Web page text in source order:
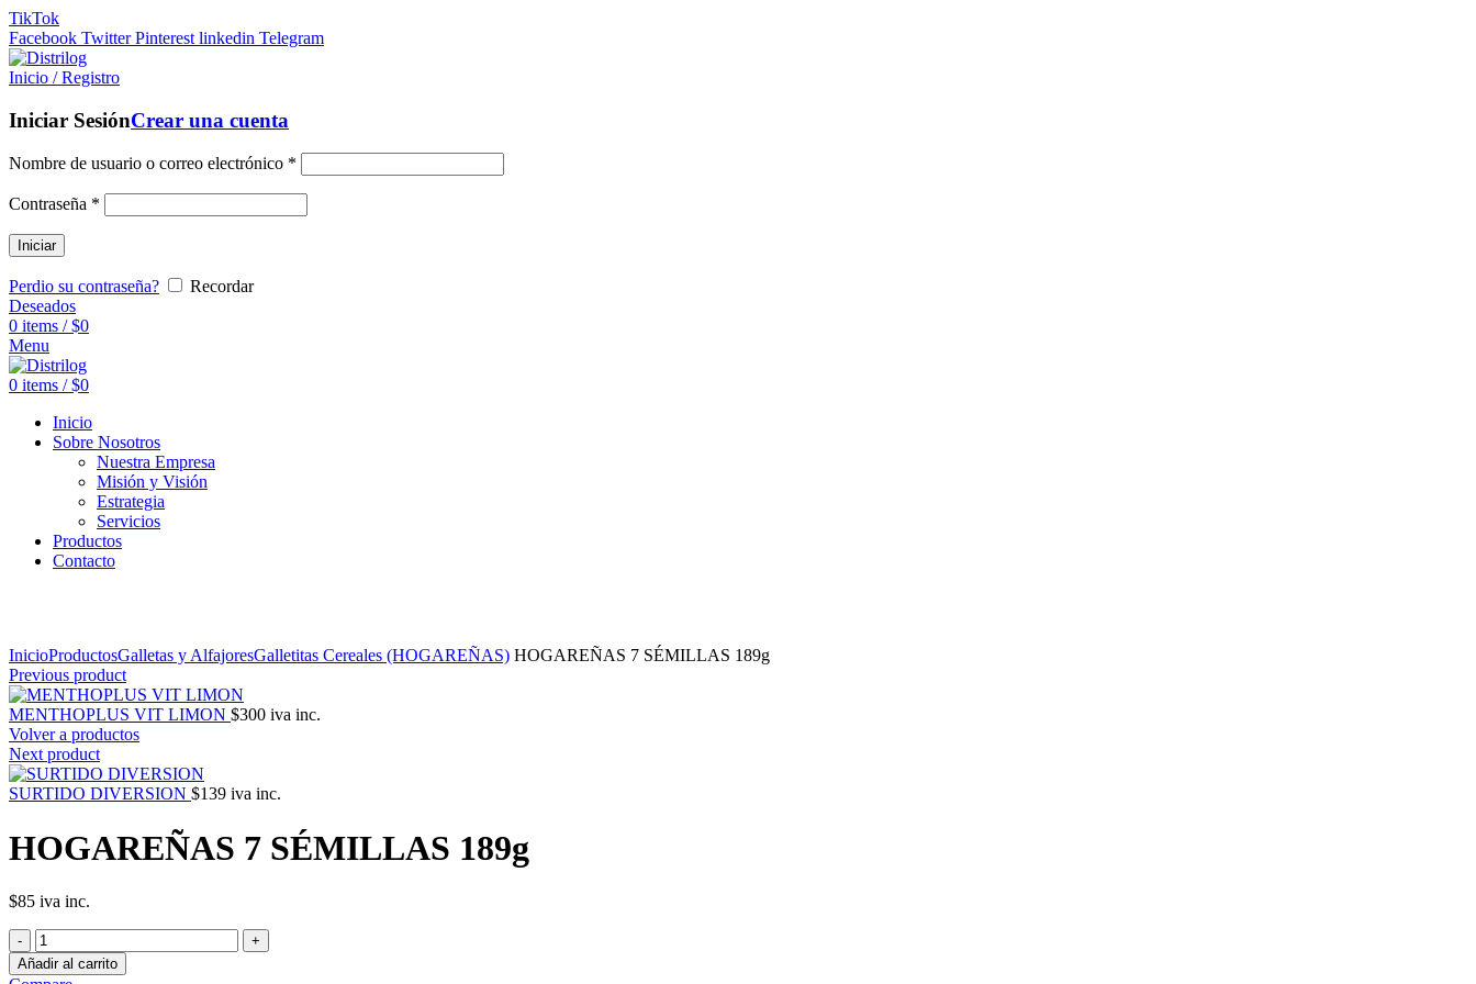
TikTok
Facebook Twitter Pinterest linkedin Telegram
Inicio / Registro
Iniciar SesiónCrear una cuenta
Nombre de usuario o correo electrónico *
Contraseña *
Iniciar
Perdio su contraseña?
Recordar
Deseados
0 items / $0
Menu
0 items / $0
Inicio
Sobre Nosotros
Nuestra Empresa
Misión y Visión
Estrategia
Servicios
Productos
Contacto
InicioProductosGalletas y AlfajoresGalletitas Cereales (HOGAREÑAS) HOGAREÑAS 7 SÉMILLAS 189g
Previous product
MENTHOPLUS VIT LIMON $300 iva inc.
Volver a productos
Next product
SURTIDO DIVERSION $139 iva inc.
HOGAREÑAS 7 SÉMILLAS 189g
$85 iva inc.
HOGAREÑAS
7
SÉMILLAS
Añadir al carrito